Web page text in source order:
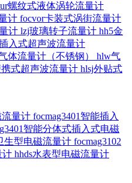
螺纹式液体涡轮流量计
计 focvor卡装式涡街流量计
计 lzj玻璃转子流量计 hh5金
入式超声波流量计
体流量计（不锈钢） hlw气
携式超声波流量计 hlsj外贴式
流量计 focmag3401智能插入
智能分体式插入式电磁
生型电磁流量计 focmag3102
计 hhds水表型电磁流量计